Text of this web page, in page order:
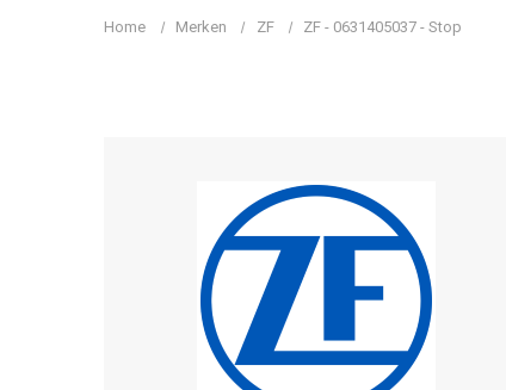
Home Merken ZF ZF - 0631405037 - Stop